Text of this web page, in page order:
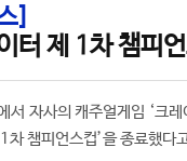
]
터 제 1차 챔피
자사의 캐주얼게임 ‘크
차 챔피언스컵’을 종료했다